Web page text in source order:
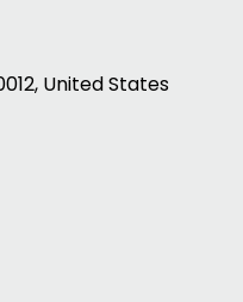
United States